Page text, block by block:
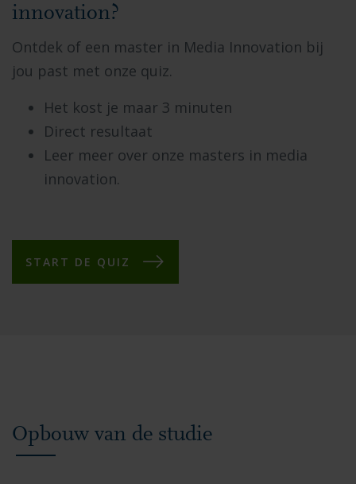
innovation?
Ontdek of een master in Media Innovation bij
jou past met onze quiz.
Het kost je maar 3 minuten
Direct resultaat
Leer meer over onze masters in media
innovation.
START DE QUIZ
Opbouw van de studie